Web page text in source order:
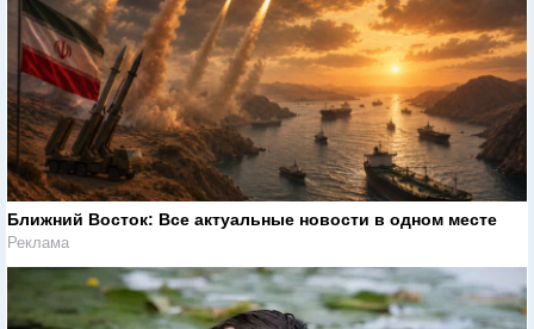
Ближний Восток: Все актуальные новости в одном месте
Реклама